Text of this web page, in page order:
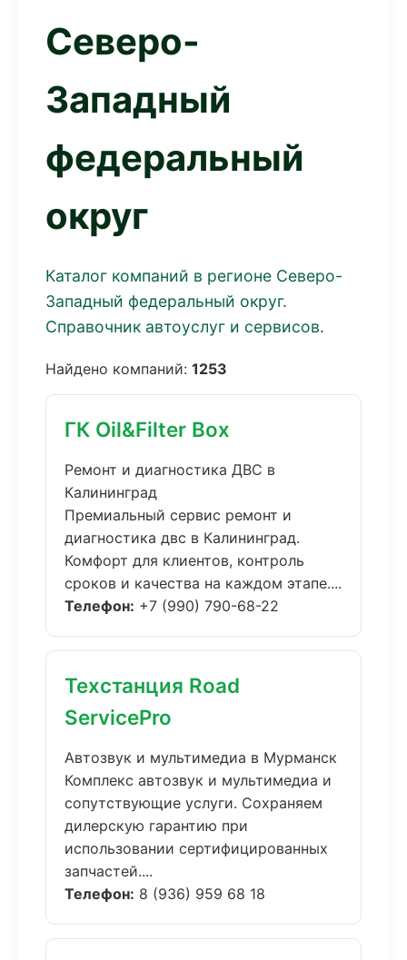
Северо-
Западный
федеральный
округ
Каталог компаний в регионе Северо-
Западный федеральный округ.
Справочник автоуслуг и сервисов.
Найдено компаний: 1253
ГК Oil&Filter Box
Ремонт и диагностика ДВС в
Калининград
Премиальный сервис ремонт и
диагностика двс в Калининград.
Комфорт для клиентов, контроль
сроков и качества на каждом этапе....
Телефон: +7 (990) 790-68-22
Техстанция Road
ServicePro
Автозвук и мультимедиа в Мурманск
Комплекс автозвук и мультимедиа и
сопутствующие услуги. Сохраняем
дилерскую гарантию при
использовании сертифицированных
запчастей....
Телефон: 8 (936) 959 68 18